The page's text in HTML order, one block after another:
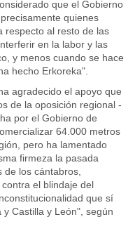
que el Gobierno
quienes
respecto al resto de las
en la labor y las
y menos cuando se hace
hecho Erkoreka".
agradecido el apoyo que
de la oposición regional -
por el Gobierno de
64.000 metros
pero ha lamentado
firmeza la pasada
los cántabros,
el blindaje del
que sí
Castilla y León", según